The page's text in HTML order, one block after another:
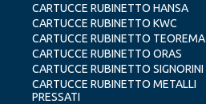
CARTUCCE RUBINETTO HANSA
CARTUCCE RUBINETTO KWC
CARTUCCE RUBINETTO TEOREMA
CARTUCCE RUBINETTO ORAS
CARTUCCE RUBINETTO SIGNORINI
CARTUCCE RUBINETTO METALLI
PRESSATI